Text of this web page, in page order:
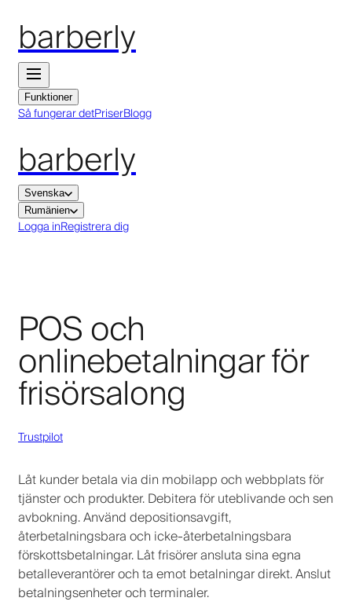
barberly
Funktioner
Så fungerar detPriserBlogg
barberly
Svenska
Rumänien
Logga inRegistrera dig
POS och
onlinebetalningar för
frisörsalong
Trustpilot
Låt kunder betala via din mobilapp och webbplats för
tjänster och produkter. Debitera för uteblivande och sen
avbokning. Använd depositionsavgift,
återbetalningsbara och icke-återbetalningsbara
förskottsbetalningar. Låt frisörer ansluta sina egna
betalleverantörer och ta emot betalningar direkt. Anslut
betalningsenheter och terminaler.